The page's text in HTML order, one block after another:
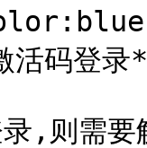
活码登
,则需